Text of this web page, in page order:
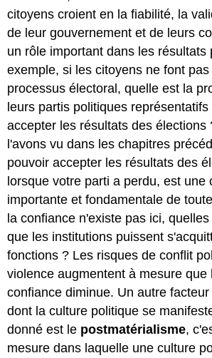
citoyens croient en la fiabilité, la
de leur gouvernement et de leurs
un rôle important dans les résultats
exemple, si les citoyens ne font
processus électoral, quelle est la
leurs partis politiques
accepter les résultats des élections
l'avons vu dans les chapitres
pouvoir accepter les résultats des
lorsque votre parti a perdu, est une
importante et fondamentale de
la confiance n'existe pas ici,
que les institutions puissent
fonctions ? Les risques de conflit
violence augmentent à mesure que
confiance diminue. Un autre
dont la culture politique se
donné est le postmatérialisme,
mesure dans laquelle une culture